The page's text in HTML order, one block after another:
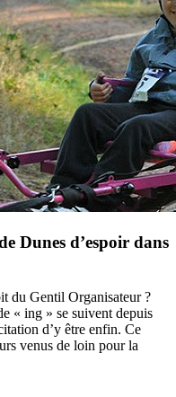
Dunes d’espoir dans
du Gentil Organisateur ?
« ing » se suivent depuis
d’y être enfin. Ce
venus de loin pour la